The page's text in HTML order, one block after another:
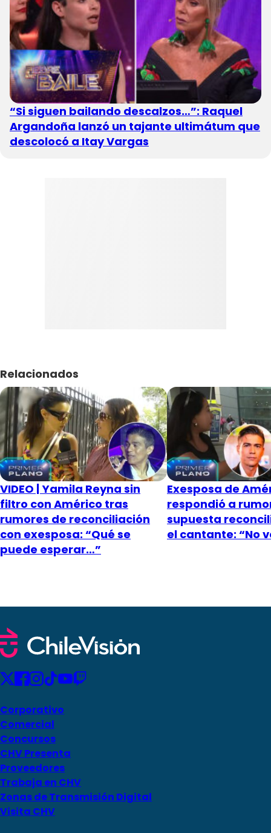
“Si siguen bailando descalzos…”: Raquel
Argandoña lanzó un tajante ultimátum que
descolocó a Itay Vargas
Relacionados
VIDEO | Yamila Reyna sin
filtro con Américo tras
rumores de reconciliación
con exesposa: “Qué se
puede esperar…”
Exesposa de
respondió a
supuesta
el cantante: “No
Corporativo
Comercial
Concursos
CHV Presenta
Proveedores
Trabaja en CHV
Zonas de Transmisión Digital
Visita CHV